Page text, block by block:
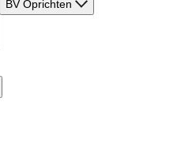
BV Oprichten